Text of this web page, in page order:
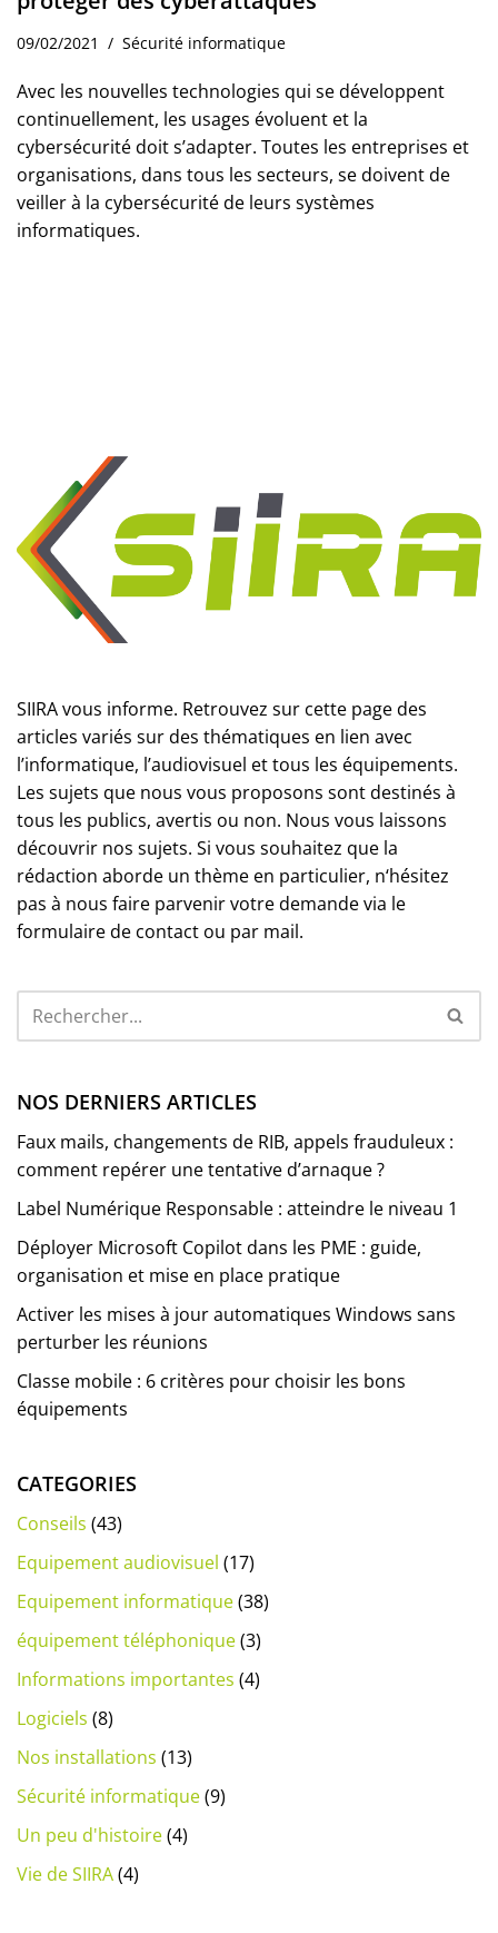
09/02/2021 Sécurité informatique
Avec les nouvelles technologies qui se développent
continuellement, les usages évoluent et la
cybersécurité doit s’adapter. Toutes les entreprises et
organisations, dans tous les secteurs, se doivent de
veiller à la cybersécurité de leurs systèmes
informatiques.
SIIRA vous informe. Retrouvez sur cette page des
articles variés sur des thématiques en lien avec
l’informatique, l’audiovisuel et tous les équipements.
Les sujets que nous vous proposons sont destinés à
tous les publics, avertis ou non. Nous vous laissons
découvrir nos sujets. Si vous souhaitez que la
rédaction aborde un thème en particulier, n‘hésitez
pas à nous faire parvenir votre demande via le
formulaire de contact ou par mail.
NOS DERNIERS ARTICLES
Faux mails, changements de RIB, appels frauduleux :
comment repérer une tentative d’arnaque ?
Label Numérique Responsable : atteindre le niveau 1
Déployer Microsoft Copilot dans les PME : guide,
organisation et mise en place pratique
Activer les mises à jour automatiques Windows sans
perturber les réunions
Classe mobile : 6 critères pour choisir les bons
équipements
CATEGORIES
Conseils (43)
Equipement audiovisuel (17)
Equipement informatique(38)
équipement téléphonique(3)
Informations importantes (4)
Logiciels (8)
Nos installations (13)
Sécurité informatique(9)
Un peu d'histoire(4)
Vie de SIIRA(4)